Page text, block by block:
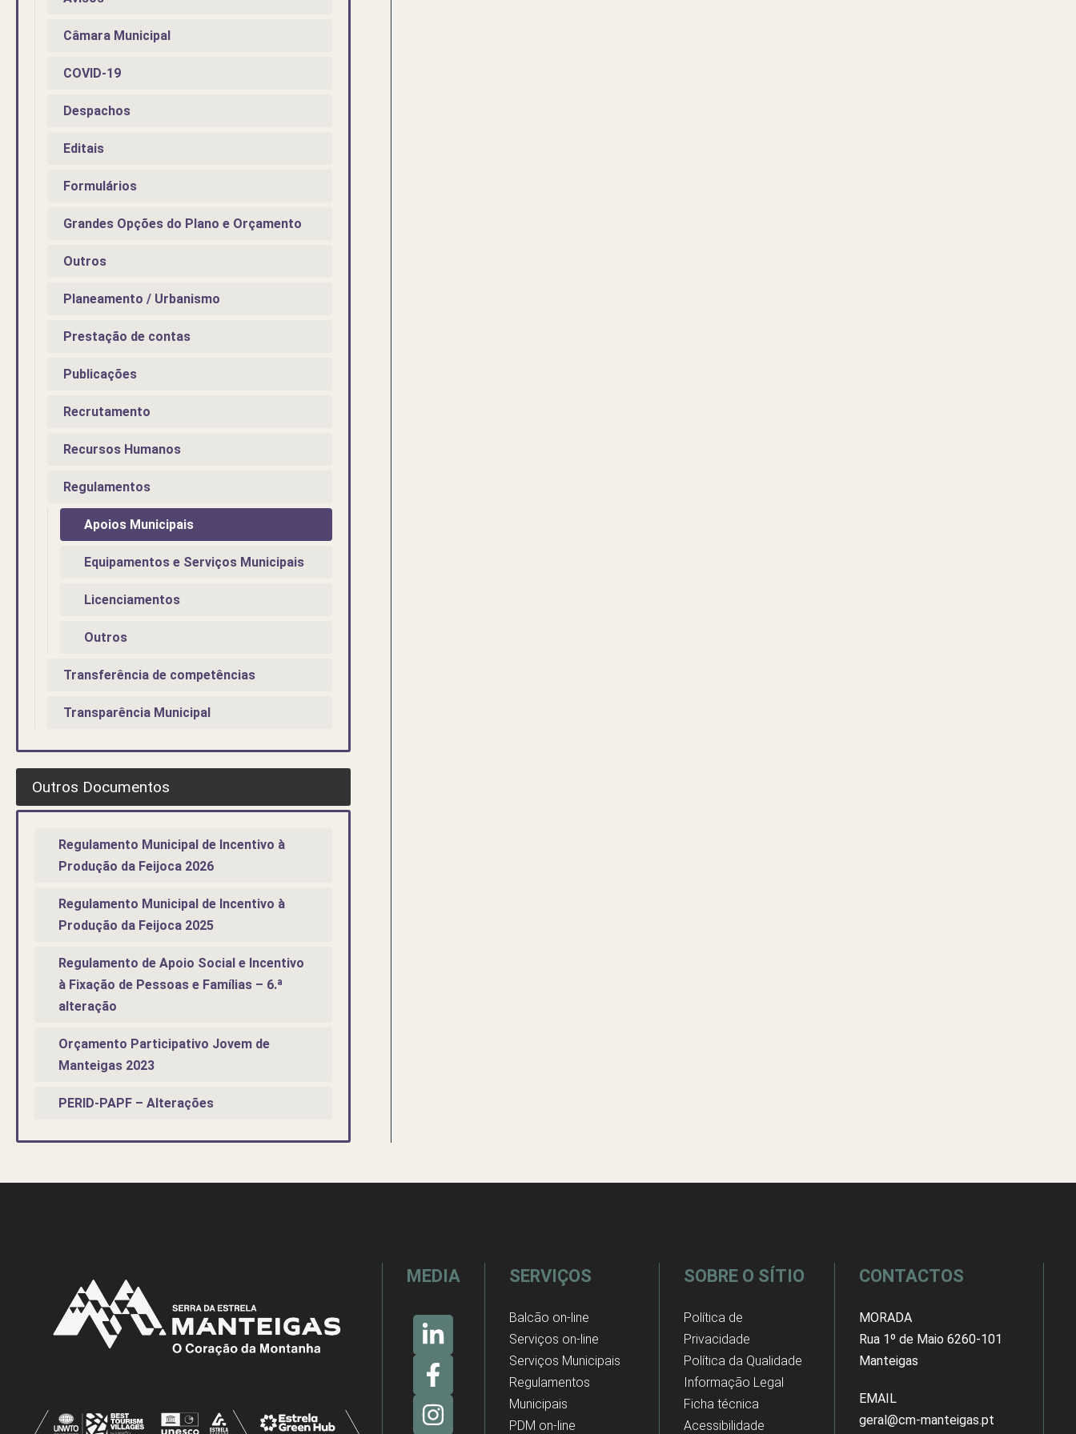
Câmara Municipal
COVID-19
Despachos
Editais
Formulários
Grandes Opções do Plano e Orçamento
Outros
Planeamento / Urbanismo
Prestação de contas
Publicações
Recrutamento
Recursos Humanos
Regulamentos
Apoios Municipais
Equipamentos e Serviços Municipais
Licenciamentos
Outros
Transferência de competências
Transparência Municipal
Outros Documentos
Regulamento Municipal de Incentivo à
Produção da Feijoca 2026
Regulamento Municipal de Incentivo à
Produção da Feijoca 2025
Regulamento de Apoio Social e Incentivo
à Fixação de Pessoas e Famílias – 6.ª
alteração
Orçamento Participativo Jovem de
Manteigas 2023
PERID-PAPF – Alterações
MEDIA SERVIÇOS
Balcão on-line
Serviços on-line
Serviços Municipais
Regulamentos
Municipais
PDM on-line
SOBRE O SÍTIO
Política de
Privacidade
Política da Qualidade
Informação Legal
Ficha técnica
Acessibilidade
CONTACTOS
MORADA
Rua 1º de Maio 6260-101
Manteigas
EMAIL
geral@cm-manteigas.pt